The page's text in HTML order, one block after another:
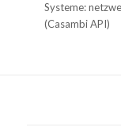
Systeme:
(Casambi API)